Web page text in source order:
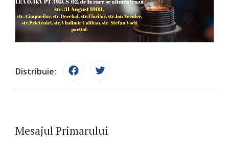
Distribuie:
Mesajul Primarului